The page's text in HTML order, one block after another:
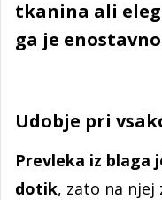
tkanina ali
ga je
Udobje pri
Prevleka iz blaga
dotik, zato na njej